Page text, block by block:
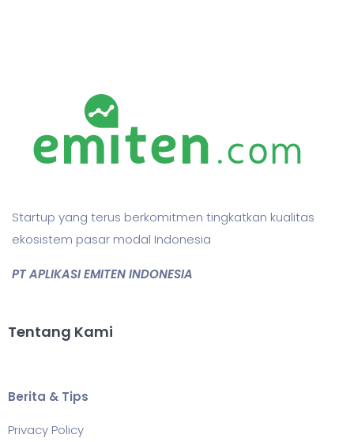
Startup yang terus berkomitmen tingkatkan kualitas
ekosistem pasar modal Indonesia
PT APLIKASI EMITEN INDONESIA
Tentang Kami
Berita & Tips
Privacy Policy